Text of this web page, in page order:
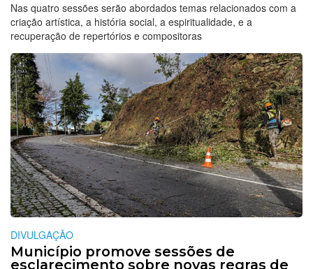
Nas quatro sessões serão abordados temas relacionados com a
criação artística, a história social, a espiritualidade, e a
recuperação de repertórios e compositoras
DIVULGAÇÃO
Município promove sessões de
esclarecimento sobre novas regras de